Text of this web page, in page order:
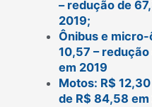
– redução de
2019;
Ônibus e
10,57 – redução
em 2019
Motos: R$
de R$ 84,58 em